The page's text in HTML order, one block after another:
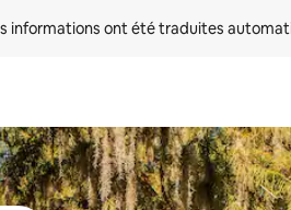
informations ont été traduites